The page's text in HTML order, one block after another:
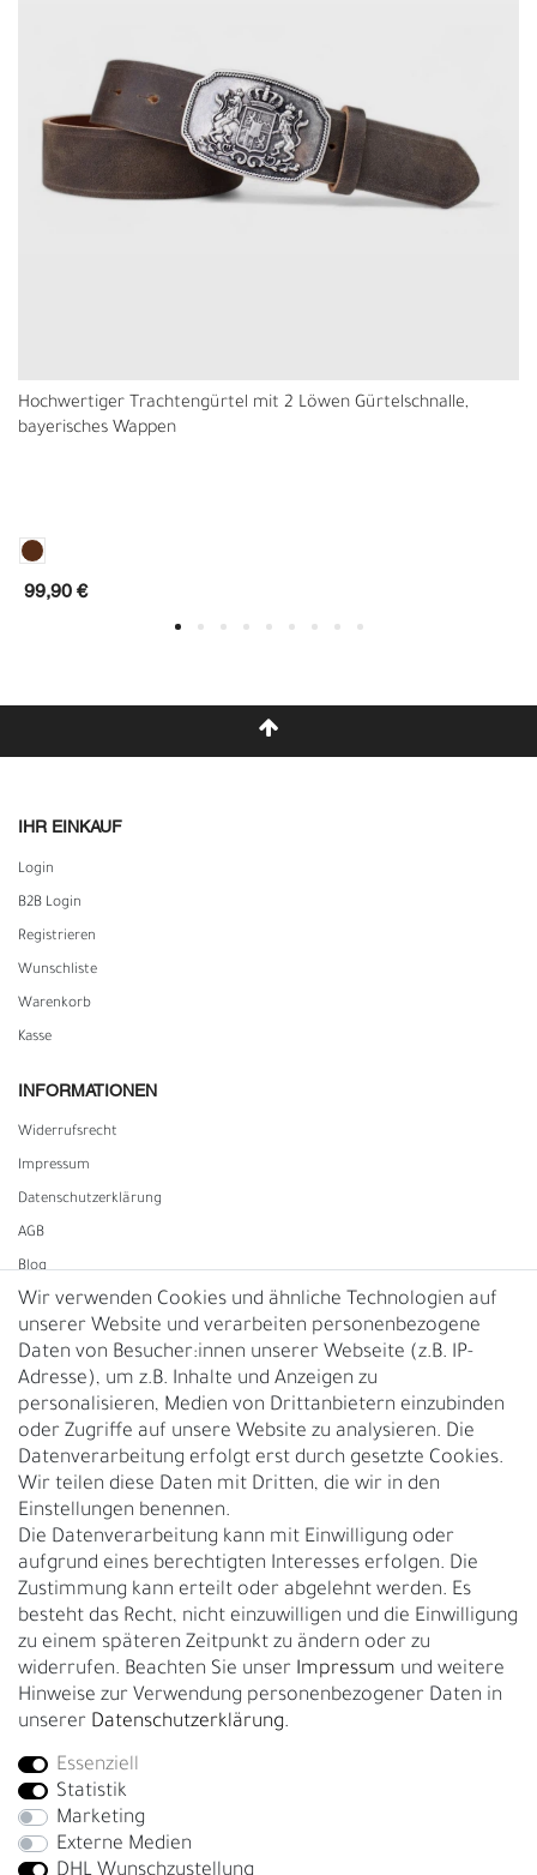
Hochwertiger Trachtengürtel mit 2 Löwen Gürtelschnalle,
bayerisches Wappen
99,90 €
IHR EINKAUF
Login
B2B Login
Registrieren
Wunschliste
Warenkorb
Kasse
INFORMATIONEN
Widerrufs­recht
Impressum
Daten­schutz­erklärung
AGB
Blog
Vertrag widerrufen
UNTERNEHMEN
Nachhaltigkeit
Kontakt
Über uns
Rückgabe
Gürtelgröße messen
Garantie
GESCHÄFTSKUNDEN & HÄNDLER
B2B Geschäftskunden
Bei Fragen wenden Sie sich direkt an unser Service-Team.
+4917663727338
Montag - Freitag, 09:00 - 14:00
Wir verwenden Cookies und ähnliche Technologien auf
unserer Website und verarbeiten personenbezogene
Daten von Besucher:innen unserer Webseite (z.B. IP-
Adresse), um z.B. Inhalte und Anzeigen zu
personalisieren, Medien von Drittanbietern einzubinden
oder Zugriffe auf unsere Website zu analysieren. Die
Datenverarbeitung erfolgt erst durch gesetzte Cookies.
Wir teilen diese Daten mit Dritten, die wir in den
Einstellungen benennen.
Die Datenverarbeitung kann mit Einwilligung oder
aufgrund eines berechtigten Interesses erfolgen. Die
Zustimmung kann erteilt oder abgelehnt werden. Es
besteht das Recht, nicht einzuwilligen und die Einwilligung
zu einem späteren Zeitpunkt zu ändern oder zu
widerrufen. Beachten Sie unser Impressum und weitere
Hinweise zur Verwendung personenbezogener Daten in
unserer Daten­schutz­erklärung.
Essenziell
Statistik
Marketing
Externe Medien